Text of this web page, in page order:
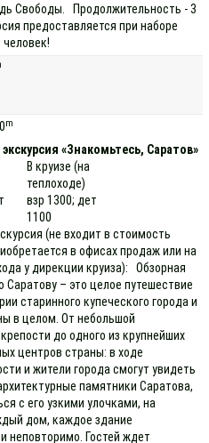
Свободы. Продолжительность - 3
предоставляется при наборе
человек!
m
«Знакомьтесь, Саратов»
В круизе (на
теплоходе)
взр 1300; дет
1100
(не входит в стоимость
в офисах продаж или на
у дирекции круиза): Обзорная
Саратову – это целое путешествие
старинного купеческого города и
в целом. От небольшой
до одного из крупнейших
центров страны: в ходе
и жители города смогут увидеть
памятники Саратова,
с его узкими улочками, на
дом, каждое здание
неповторимо. Гостей ждет